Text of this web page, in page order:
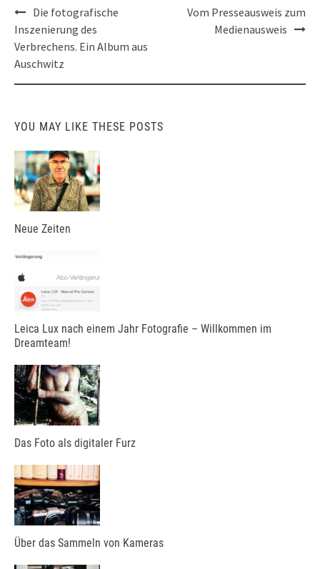
Post
navigation
Die fotografische
Inszenierung des
Verbrechens. Ein Album aus
Auschwitz
Vom Presseausweis zum
Medienausweis
YOU MAY LIKE THESE POSTS
Neue Zeiten
Leica Lux nach einem Jahr Fotografie – Willkommen im
Dreamteam!
Das Foto als digitaler Furz
Über das Sammeln von Kameras